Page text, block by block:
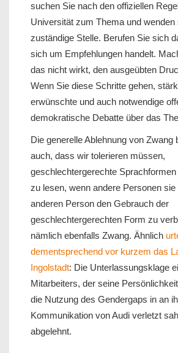
suchen Sie nach den offiziellen
Universität zum Thema und wenden
zuständige Stelle. Berufen Sie sich
sich um Empfehlungen handelt.
das nicht wirkt, den ausgeübten
Wenn Sie diese Schritte gehen,
erwünschte und auch notwendige
demokratische Debatte über das
Die generelle Ablehnung von Zwang
auch, dass wir tolerieren müssen,
geschlechtergerechte
zu lesen, wenn andere Personen
anderen Person den Gebrauch der
geschlechtergerechten Form zu
nämlich ebenfalls Zwang. Ähnlich
dementsprechend vor kurzem das
Ingolstadt: Die Unterlassungsklage
Mitarbeiters, der seine
die Nutzung des Gendergaps in an
Kommunikation von Audi verletzt
abgelehnt.